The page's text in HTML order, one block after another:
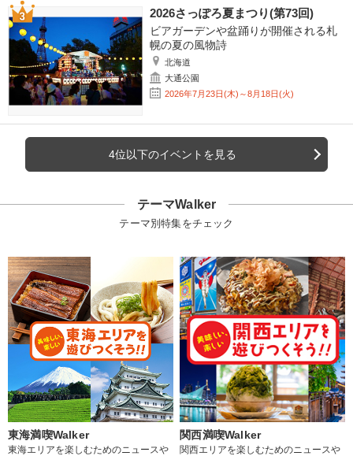
2026さっぽろ夏まつり(第73回)
ビアガーデンや盆踊りが開催される札
幌の夏の風物詩
北海道
大通公園
2026年7月23日(木)～8月18日(火)
4位以下のイベントを見る
テーマWalker
テーマ別特集をチェック
東海満喫Walker
東海エリアを楽しむためのニュースや
関西満喫Walker
関西エリアを楽しむためのニュースや